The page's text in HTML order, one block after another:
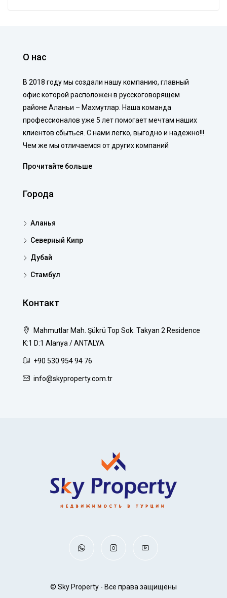
О нас
В 2018 году мы создали нашу компанию, главный
офис которой расположен в русскоговорящем
районе Аланьи – Махмутлар. Наша команда
профессионалов уже 5 лет помогает мечтам наших
клиентов сбыться. С нами легко, выгодно и надежно!!!
Чем же мы отличаемся от других компаний
Прочитайте больше
Города
Аланья
Северный Кипр
Дубай
Стамбул
Контакт
Mahmutlar Mah. Şükrü Top Sok. Takyan 2 Residence
K:1 D:1 Alanya / ANTALYA
+90 530 954 94 76
info@skyproperty.com.tr
© Sky Property - Все права защищены